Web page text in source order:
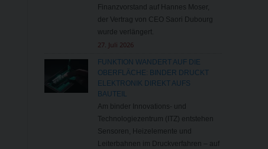
Finanzvorstand auf Hannes Moser,
der Vertrag von CEO Saori Dubourg
wurde verlängert.
27. Juli 2026
FUNKTION WANDERT AUF DIE
OBERFLÄCHE: BINDER DRUCKT
ELEKTRONIK DIREKT AUFS
BAUTEIL
Am binder Innovations- und
Technologiezentrum (ITZ) entstehen
Sensoren, Heizelemente und
Leiterbahnen im Druckverfahren – auf